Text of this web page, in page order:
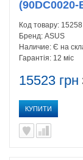
15523 грн
КУПИТИ
(90DC0020-
Код товару: 15258
Бренд: ASUS
Наличие: Є на
Гарантія: 12 міс